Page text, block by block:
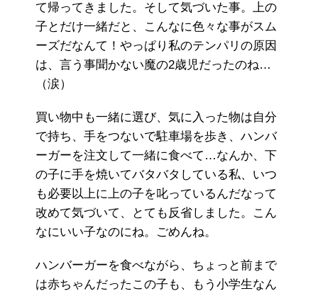
て帰ってきました。そして気づいた事。上の
子とだけ一緒だと、こんなに色々な事がスム
ーズだなんて！やっぱり私のテンパリの原因
は、言う事聞かない魔の2歳児だったのね…
（涙）
買い物中も一緒に選び、気に入った物は自分
で持ち、手をつないで駐車場を歩き、ハンバ
ーガーを注文して一緒に食べて…なんか、下
の子に手を焼いてバタバタしている私、いつ
も必要以上に上の子を叱っているんだなって
改めて気づいて、とても反省しました。こん
なにいい子なのにね。ごめんね。
ハンバーガーを食べながら、ちょっと前まで
は赤ちゃんだったこの子も、もう小学生なん